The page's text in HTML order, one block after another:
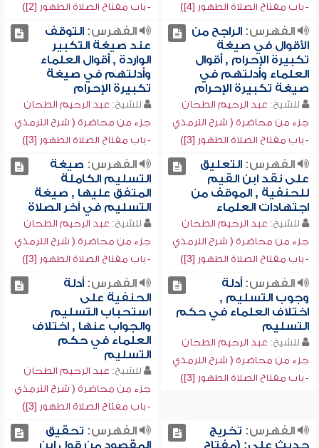
- باب مفتاح الصلاة الطهور [4])
- باب مفتاح الصلاة الطهور [2])
الفهرس:الراجح من
الأقوال في صيغة
تكبيرة الإحرام , أقوال
العلماء وأدلتهم في
صيغة تكبيرة الإحرام
للشيخ: عبد الرحيم الطحان
جزء من محاضرة ( شرح الترمذي
- باب مفتاح الصلاة الطهور [3])
الفهرس:التوقف
عند صيغة التكبير
الواردة , أقوال العلماء
وأدلتهم في صيغة
تكبيرة الإحرام
للشيخ: عبد الرحيم الطحان
جزء من محاضرة ( شرح الترمذي
- باب مفتاح الصلاة الطهور [3])
الفهرس:التعليق
على نقد ابن القيم
للحنفية , الموقف من
اجتهادات العلماء
للشيخ: عبد الرحيم الطحان
جزء من محاضرة ( شرح الترمذي
- باب مفتاح الصلاة الطهور [3])
الفهرس: صيغة
التسليم الكاملة
المتفق عليها , صيغة
التسليم في آخر الصلاة
للشيخ: عبد الرحيم الطحان
جزء من محاضرة ( شرح الترمذي
- باب مفتاح الصلاة الطهور [3])
الفهرس:أدلة
وجوب التسليم ,
اختلاف العلماء في حكم
التسليم
للشيخ: عبد الرحيم الطحان
جزء من محاضرة ( شرح الترمذي
- باب مفتاح الصلاة الطهور [3])
الفهرس:أدلة
الحنفية على
استحباب التسليم
والجواب عنها , اختلاف
العلماء في حكم
التسليم
للشيخ: عبد الرحيم الطحان
جزء من محاضرة ( شرح الترمذي
- باب مفتاح الصلاة الطهور [3])
الفهرس: تخريج
حديث علي: (مفتاح
الفهرس: تحقيق
المقصود من قول ابن